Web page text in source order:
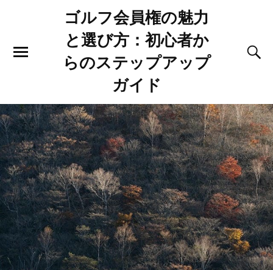
ゴルフ会員権の魅力
と選び方：初心者か
らのステップアップ
ガイド